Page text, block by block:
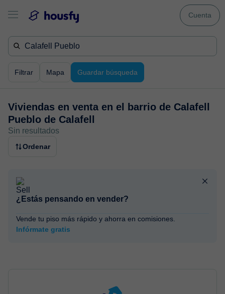
Cuenta
Filtrar Mapa Guardar búsqueda
Viviendas en venta en el barrio de Calafell
Pueblo de Calafell
Sin resultados
Ordenar
¿Estás pensando en vender?
Vende tu piso más rápido y ahorra en comisiones.
Infórmate gratis